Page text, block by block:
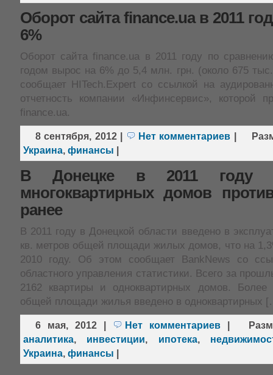
Оборот сайта finance.ua в 2011
6%
Оборот сайта finance.ua в 2011 году по
годом вырос на 6% до 5,4 млн. грн. (около 675
сообщает HITech.Expert со ссылкой на
отчетность компании «Инфинсервис», которой
finance.ua.
8 сентября, 2012| Нет комментариев
Украина, финансы
В Донецке в 2011 году
многоквартирных домов
ранее
В 2011 году в Донецкой области введено в
кв. метров общей площади жилых домов, что на
2010 году. Об этом сообщает BankNews со
областного управления статистики. Всего за
2162 квартиры и одноквартирных домов.
общей площади жилья введено в одноквартирных
6 мая, 2012| Нет комментариев
аналитика, инвестиции, ипотека,
Украина, финансы